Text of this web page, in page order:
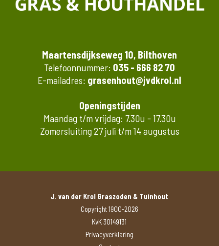
Maartensdijkseweg 10, Bilthoven
Telefoonnummer: 035 - 666 82 70
E-mailadres: grasenhout@jvdkrol.nl
Openingstijden
Maandag t/m vrijdag: 7.30u - 17.30u
Zomersluiting 27 juli t/m 14 augustus
J. van der Krol Graszoden & Tuinhout
Copyright 1900-2026
KvK 30149131
Privacyverklaring